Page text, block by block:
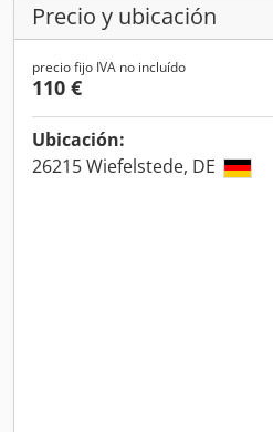
Precio y ubicación
precio fijo IVA no incluído
110 €
Ubicación:
26215 Wiefelstede, DE